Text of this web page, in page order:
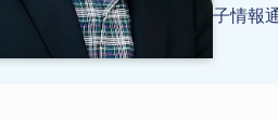
子情報